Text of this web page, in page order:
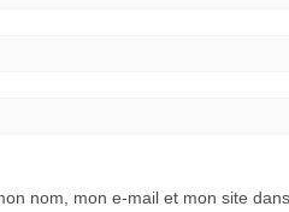
nom, mon e-mail et mon site